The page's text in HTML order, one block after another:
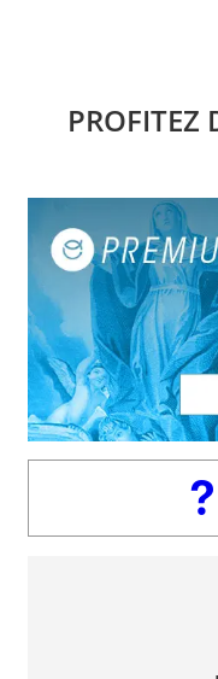
PROFITEZ